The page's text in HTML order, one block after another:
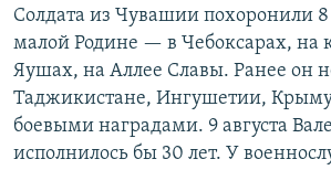
Солдата из Чувашии похоронили 8
малой Родине — в Чебоксарах, на
Яушах, на Аллее Славы. Ранее он
Таджикистане, Ингушетии,
боевыми наградами. 9 августа
исполнилось бы 30 лет. У